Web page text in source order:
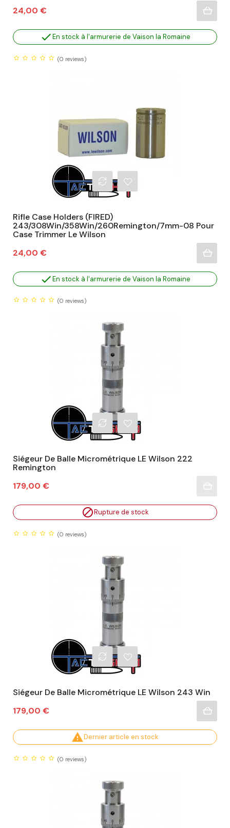
Prix
24,00 €
En stock à l'armurerie de Vaison la Romaine
(0 reviews)
Rifle Case Holders (FIRED)
243/308Win/358Win/260Remington/7mm-08 Pour
Case Trimmer Le Wilson
Prix
24,00 €
En stock à l'armurerie de Vaison la Romaine
(0 reviews)
Siégeur De Balle Micrométrique LE Wilson 222
Remington
Prix
179,00 €
Rupture de stock
(0 reviews)
Siégeur De Balle Micrométrique LE Wilson 243 Win
Prix
179,00 €
Dernier article en stock
(0 reviews)